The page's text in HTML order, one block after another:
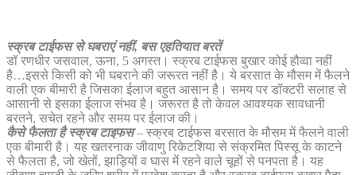
स्क्रब टाईफस से घबराएं नहीं, बस एहतियात बरतें
डॉ रणधीर जसवाल, ऊना, 5 अगस्त। स्क्रब टाईफस बुखार कोई हौव्वा नहीं
है…इससे किसी को भी घबराने की जरूरत नहीं है। ये बरसात के मौसम में फैलने
वाली एक बीमारी है जिसका ईलाज बहुत आसान है। समय पर डॉक्टरी सलाह से
आसानी से इसका ईलाज संभव है। जरूरत है तो केवल आवश्यक सावधानी
बरतने, सचेत रहने और समय पर ईलाज की।
कैसे फैलता है स्क्रब टाइफस– स्क्रब टाईफस बरसात के मौसम में फैलने वाली
एक बीमारी है। यह खतरनाक जीवाणु रिकेटशिया से संक्रमित पिस्सू के काटने
से फैलता है, जो खेतों, झाड़ियों व घास में रहने वाले चूहों से पनपता है। यह